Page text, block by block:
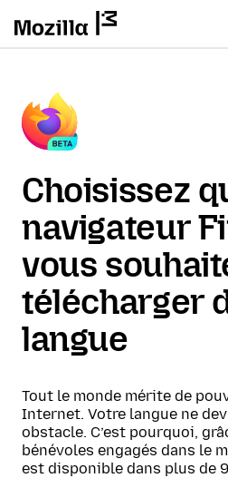
Choisissez
navigateur
vous
télécharger
langue
Tout le monde mérite de
Internet. Votre langue ne
obstacle. C’est pourquoi,
bénévoles engagés dans le
est disponible dans plus de